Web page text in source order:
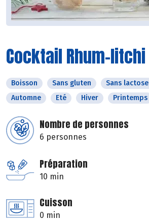
Cocktail Rhum-litchi
Boisson Sans gluten Sans lactose
Automne
Eté Hiver Printemps
Nombre de personnes
6 personnes
Préparation
10 min
Cuisson
0 min